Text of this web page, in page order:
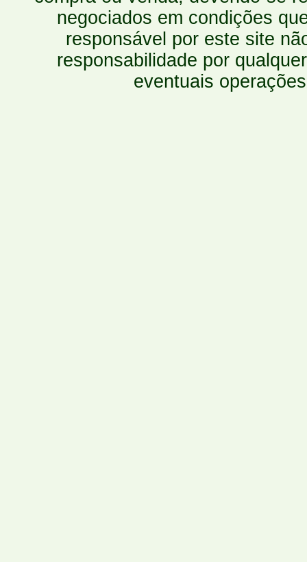
negociados em condições
responsável por este site
responsabilidade por
eventuais